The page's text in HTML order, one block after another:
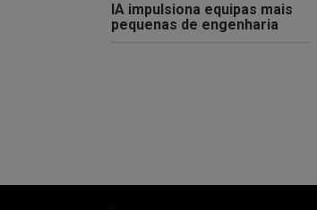
IA impulsiona equipas mais
pequenas de engenharia